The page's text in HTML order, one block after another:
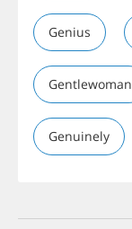
Genius
Gentlewoman
Genuinely